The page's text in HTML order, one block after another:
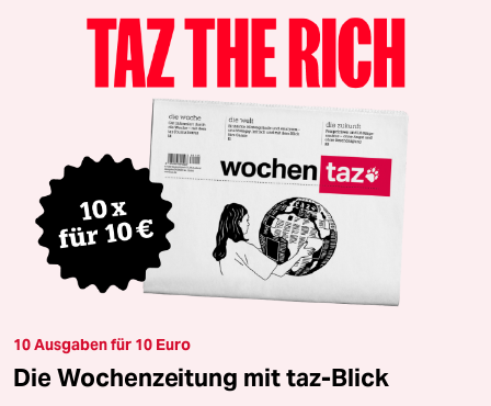
10 Ausgaben für 10 Euro
Die Wochenzeitung mit taz-Blick